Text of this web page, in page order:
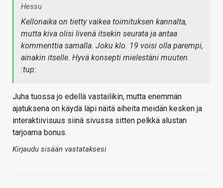
Hessu
Kellonaika on tietty vaikea toimituksen kannalta,
mutta kiva olisi livenä itsekin seurata ja antaa
kommenttia samalla. Joku klo. 19 voisi olla parempi,
ainakin itselle. Hyvä konsepti mielestäni muuten.
:tup:
Juha tuossa jo edellä vastailikin, mutta enemmän
ajatuksena on käydä läpi näitä aiheita meidän kesken ja
interaktiivisuus siinä sivussa sitten pelkkä alustan
tarjoama bonus.
Kirjaudu sisään vastataksesi